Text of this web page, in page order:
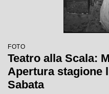
FOTO
Teatro alla Scala:
Apertura stagione
Sabata